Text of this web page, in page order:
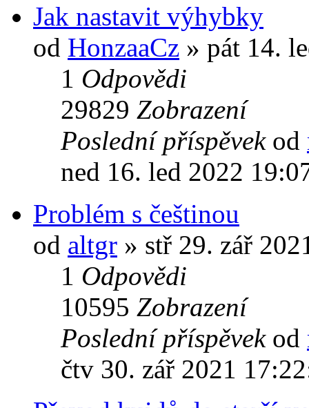
Jak nastavit výhybky
od HonzaaCz » pát 14.
1 Odpovědi
29829 Zobrazení
Poslední příspěvek od
ned 16. led 2022
Problém s češtinou
od altgr » stř 29. zář
1 Odpovědi
10595 Zobrazení
Poslední příspěvek od
čtv 30. zář 2021